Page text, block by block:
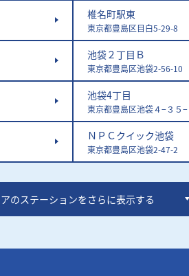
椎名町駅東
東京都豊島区目白5-29-8
池袋２丁目Ｂ
東京都豊島区池袋2-56-10
池袋4丁目
東京都豊島区池袋４−３５−
ＮＰＣクイック池袋
東京都豊島区池袋2-47-2
のステーションをさらに表示する